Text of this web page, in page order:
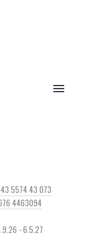
5574 43 073
4463094
- 6.5.27